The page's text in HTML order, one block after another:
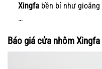
Xingfa bền bỉ như gioăng
…
Báo giá cửa nhôm